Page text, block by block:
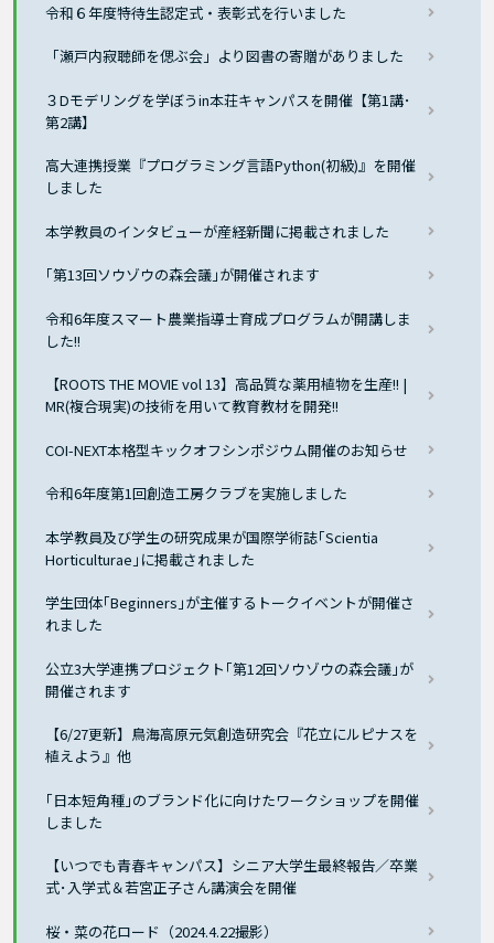
令和６年度特待生認定式・表彰式を行いました
「瀬戸内寂聴師を偲ぶ会」より図書の寄贈がありました
３Dモデリングを学ぼうin本荘キャンパスを開催【第1講･
第2講】
高大連携授業『プログラミング言語Python(初級)』を開催
しました
本学教員のインタビューが産経新聞に掲載されました
｢第13回ソウゾウの森会議｣が開催されます
令和6年度スマート農業指導士育成プログラムが開講しま
した!!
【ROOTS THE MOVIE vol 13】高品質な薬用植物を生産!! |
MR(複合現実)の技術を用いて教育教材を開発!!
COI-NEXT本格型キックオフシンポジウム開催のお知らせ
令和6年度第1回創造工房クラブを実施しました
本学教員及び学生の研究成果が国際学術誌｢Scientia
Horticulturae｣に掲載されました
学生団体｢Beginners｣が主催するトークイベントが開催さ
れました
公立3大学連携プロジェクト｢第12回ソウゾウの森会議｣が
開催されます
【6/27更新】鳥海高原元気創造研究会『花立にルピナスを
植えよう』他
｢日本短角種｣のブランド化に向けたワークショップを開催
しました
【いつでも青春キャンパス】シニア大学生最終報告／卒業
式･入学式＆若宮正子さん講演会を開催
桜・菜の花ロード（2024.4.22撮影）